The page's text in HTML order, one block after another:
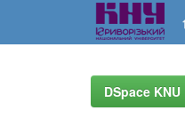
DSpace KNU